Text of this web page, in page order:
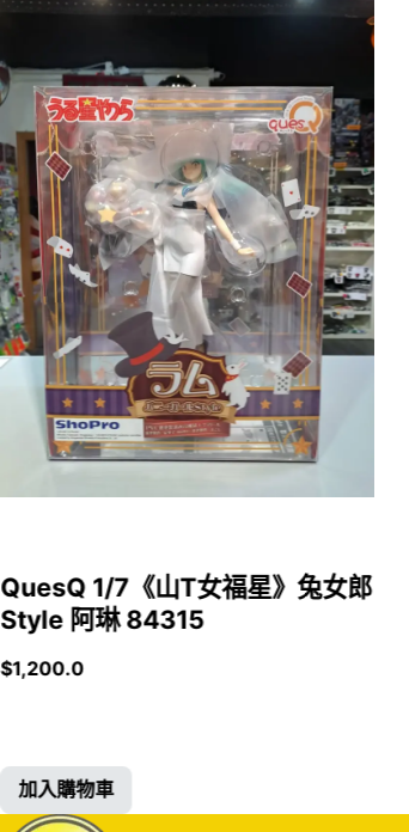
QuesQ 1/7《山T女福星》兔女郎
Style 阿琳 84315
$1,200.0
加入購物車